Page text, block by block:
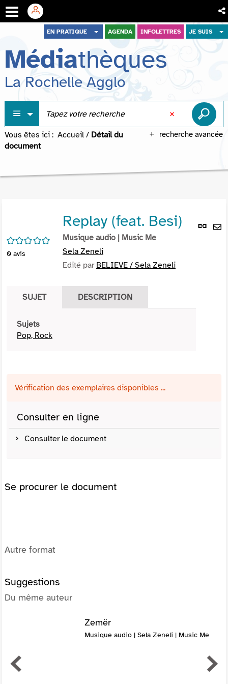
menu
contenu
recherche
EN PRATIQUE AGENDA INFOLETTRES JE SUIS
Médiathèques
La Rochelle Agglo
recherche avancée
Vous êtes ici : Accueil / Détail du
document
Lien
/5
0 avis
Replay (feat. Besi)
Musique audio | Music Me
Sela Zeneli
Edité par BELIEVE / Sela Zeneli
SUJET DESCRIPTION
Sujets
Pop, Rock
Vérification des exemplaires disponibles ...
Consulter en ligne
Consulter le document
Se procurer le document
Autre format
Suggestions
Du même auteur
Zemër
Musique audio | Sela Zeneli | Music Me